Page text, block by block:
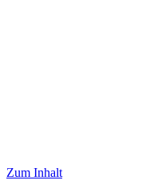
Zum Inhalt